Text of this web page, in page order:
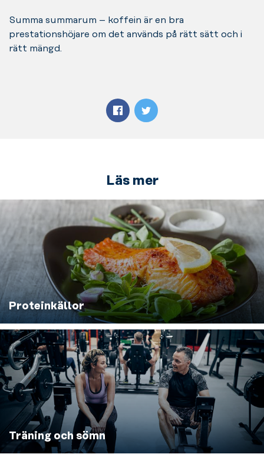
Summa summarum – koffein är en bra
prestationshöjare om det används på rätt sätt och i
rätt mängd.
Läs mer
Proteinkällor
Träning och sömn